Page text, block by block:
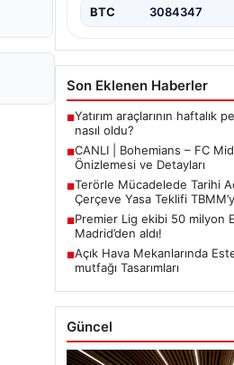
BTC 3084347
Son Eklenen Haberler
■Yatırım araçlarının haftalık
nasıl oldu?
■CANLI | Bohemians – FC
Önizlemesi ve Detayları
■Terörle Mücadelede Tarihi
Çerçeve Yasa Teklifi
■Premier Lig ekibi 50 milyon
Madrid’den aldı!
■Açık Hava Mekanlarında
mutfağı Tasarımları
Güncel